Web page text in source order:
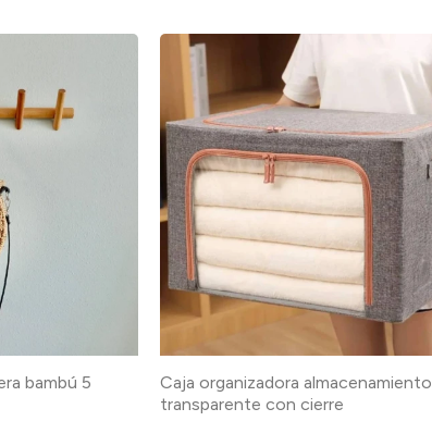
bambú 5
Caja organizadora almacenamiento
transparente con cierre